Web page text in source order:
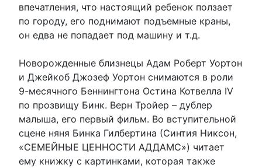
впечатления, что настоящий ребенок ползает
по городу, его поднимают подъемные краны,
он едва не попадает под машину и т.д.
Новорожденные близнецы Адам Роберт Уортон
и Джейкоб Джозеф Уортон снимаются в роли
9-месячного Беннингтона Остина Котвелла IV
по прозвищу Бинк. Верн Тройер – дублер
малыша, его первый фильм. Во вступительной
сцене няня Бинка Гилбертина (Синтия Никсон,
«СЕМЕЙНЫЕ ЦЕННОСТИ АДДАМС») читает
ему книжку с картинками, которая также